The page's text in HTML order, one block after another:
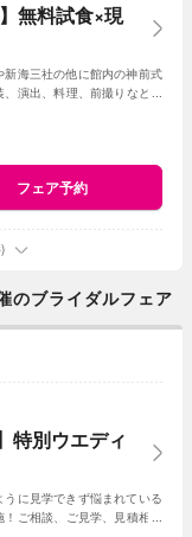
無料試食×現
海三社の他に館内の神前式
演出、料理、前撮りなどト
フェア予約
ブライダルフェア
特別ウエディ
に見学できず悩まれている
ご相談、ご見学、見積相談